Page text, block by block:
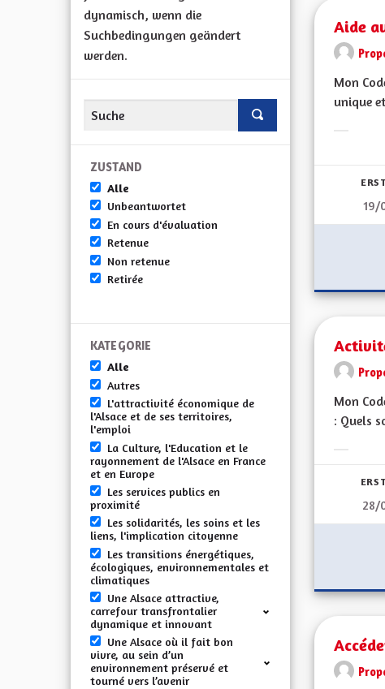
dynamisch, wenn die
Suchbedingungen geändert
werden.
ZUSTAND
Alle
Unbeantwortet
En cours d'évaluation
Retenue
Non retenue
Retirée
KATEGORIE
Alle
Autres
L'attractivité économique de
l'Alsace et de ses territoires,
l'emploi
La Culture, l'Education et le
rayonnement de l'Alsace en France
et en Europe
Les services publics en
proximité
Les solidarités, les soins et les
liens, l'implication citoyenne
Les transitions énergétiques,
écologiques, environnementales et
climatiques
Une Alsace attractive,
carrefour transfrontalier
dynamique et innovant
Une Alsace où il fait bon
vivre, au sein d’un
environnement préservé et
tourné vers l’avenir
Aide
Mon
unique
19/
Mon
: Quels
28/